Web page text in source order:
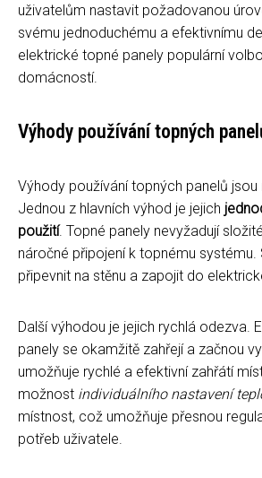
uživatelům nastavit požadovanou
svému jednoduchému a efektivnímu
elektrické topné panely populární
domácností.
Výhody používání topných
Výhody používání topných panelů
Jednou z hlavních výhod je jejich
použití. Topné panely nevyžadují
náročné připojení k topnému systému.
připevnit na stěnu a zapojit do
Další výhodou je jejich rychlá odezva.
panely se okamžitě zahřejí a začnou
umožňuje rychlé a efektivní zahřátí
možnost individuálního nastavení
místnost, což umožňuje přesnou
potřeb uživatele.